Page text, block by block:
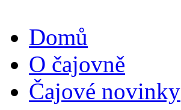
Domů
O čajovně
Čajové novinky